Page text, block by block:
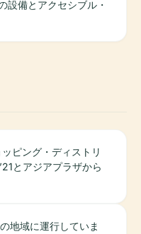
設備とアクセシブル・
ピング・ディストリ
とアジアプラザから
地域に運行していま